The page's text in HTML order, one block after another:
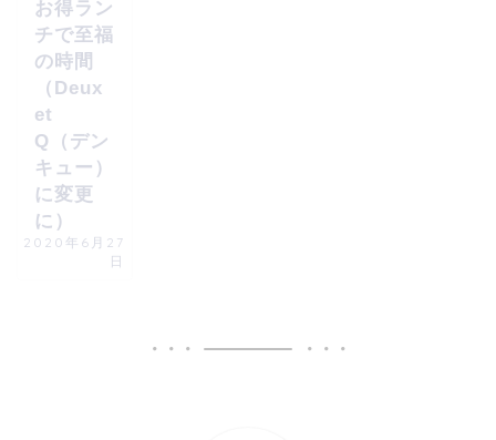
お得ラン
チで至福
の時間
（Deux
et
Q（デン
キュー）
に変更
に）
2020年6月27
日